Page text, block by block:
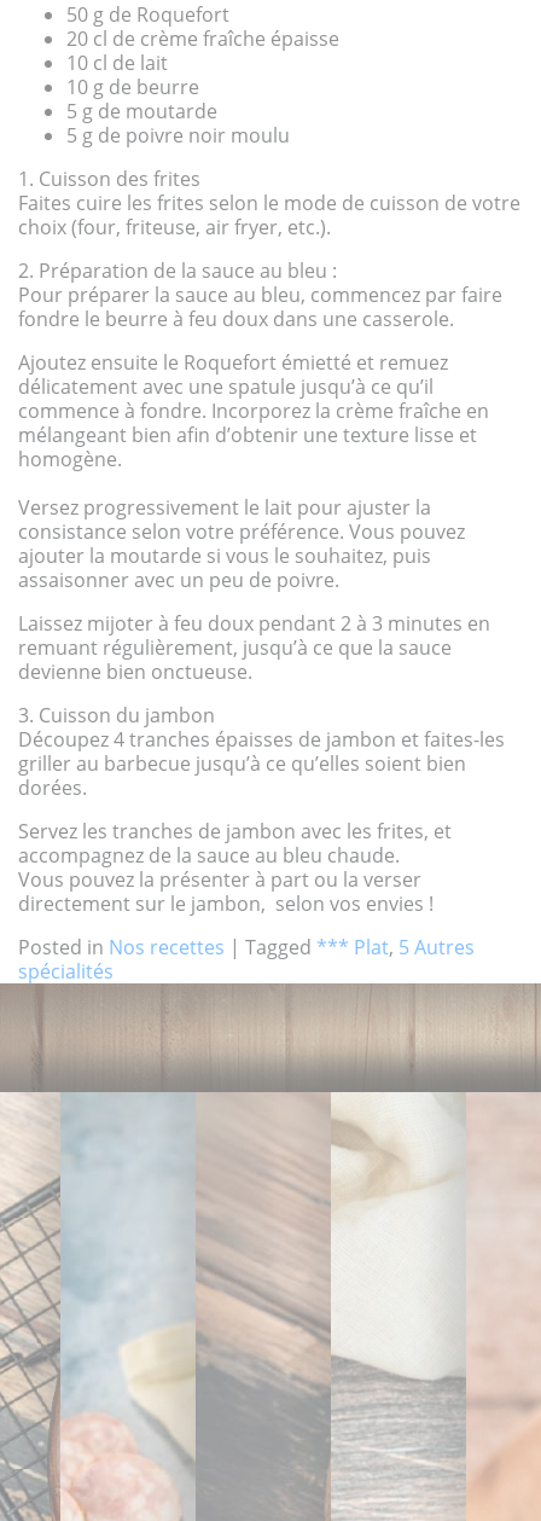
50 g de Roquefort
20 cl de crème fraîche épaisse
10 cl de lait
10 g de beurre
5 g de moutarde
5 g de poivre noir moulu
1. Cuisson des frites
Faites cuire les frites selon le mode de cuisson de votre
choix (four, friteuse, air fryer, etc.).
2. Préparation de la sauce au bleu :
Pour préparer la sauce au bleu, commencez par faire
fondre le beurre à feu doux dans une casserole.
Ajoutez ensuite le Roquefort émietté et remuez
délicatement avec une spatule jusqu’à ce qu’il
commence à fondre. Incorporez la crème fraîche en
mélangeant bien afin d’obtenir une texture lisse et
homogène.
Versez progressivement le lait pour ajuster la
consistance selon votre préférence. Vous pouvez
ajouter la moutarde si vous le souhaitez, puis
assaisonner avec un peu de poivre.
Laissez mijoter à feu doux pendant 2 à 3 minutes en
remuant régulièrement, jusqu’à ce que la sauce
devienne bien onctueuse.
3. Cuisson du jambon
Découpez 4 tranches épaisses de jambon et faites-les
griller au barbecue jusqu’à ce qu’elles soient bien
dorées.
Servez les tranches de jambon avec les frites, et
accompagnez de la sauce au bleu chaude.
Vous pouvez la présenter à part ou la verser
directement sur le jambon, selon vos envies !
Posted in Nos recettes | Tagged *** Plat, 5 Autres
spécialités